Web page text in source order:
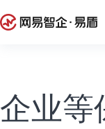
企业等